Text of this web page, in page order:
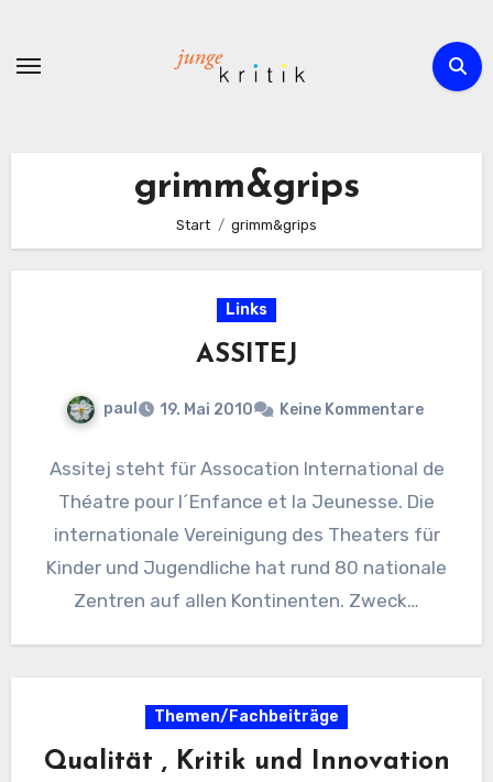
springen
grimm&grips
Start grimm&grips
Links
ASSITEJ
paul 19. Mai 2010 Keine Kommentare
Assitej steht für Assocation International de
Théatre pour l´Enfance et la Jeunesse. Die
internationale Vereinigung des Theaters für
Kinder und Jugendliche hat rund 80 nationale
Zentren auf allen Kontinenten. Zweck…
Themen/Fachbeiträge
Qualität , Kritik und Innovation